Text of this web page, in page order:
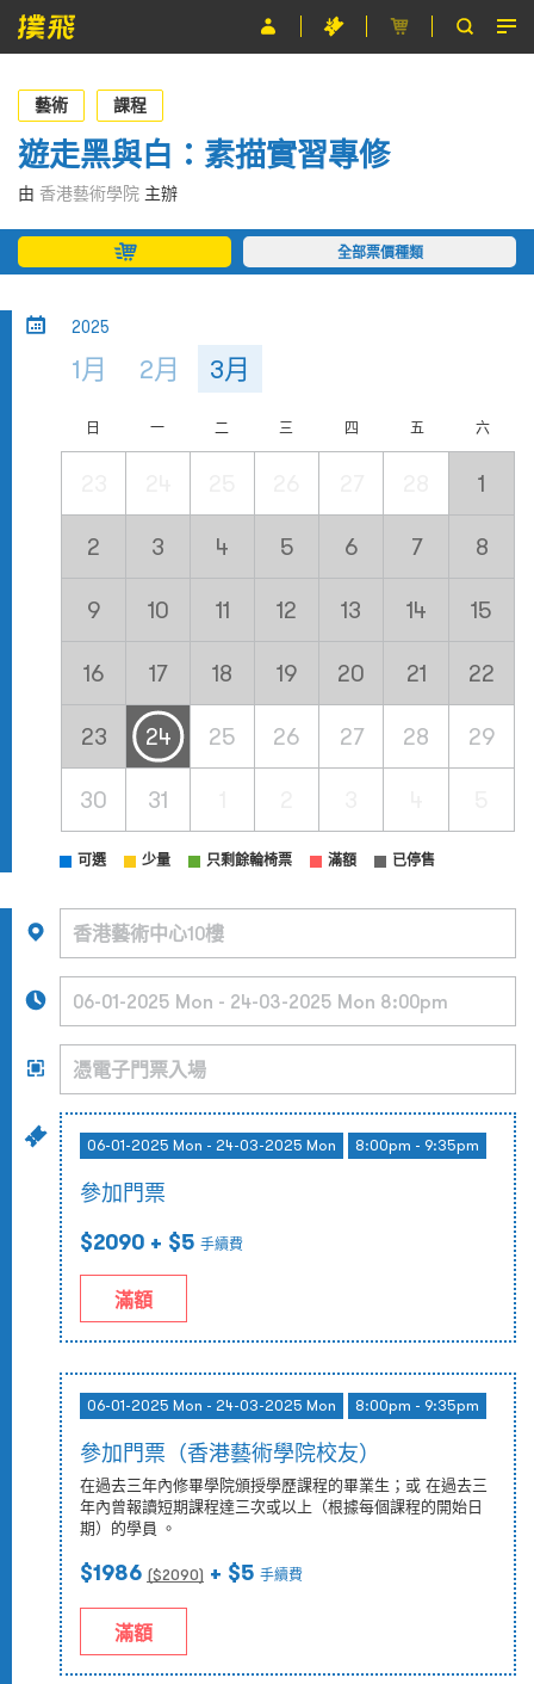
節目
主辦單位
關於撲飛
條款及細則
藝術 課程
遊走黑與白：素描實習專修
由 香港藝術學院 主辦
全部票價種類
2025
1月 2月 3月
日 一 二 三 四 五 六
1
2 3 4 5 6 7 8
9 10 11 12 13 14 15
16 17 18 19 20 21 22
23 24 25 26 27 28 29
30 31
可選 少量 只剩餘輪椅票 滿額 已停售
06-01-2025 Mon - 24-03-2025 Mon 8:00pm - 9:35pm
參加門票
$2090 + $5 手續費
滿額
06-01-2025 Mon - 24-03-2025 Mon 8:00pm - 9:35pm
參加門票（香港藝術學院校友）
在過去三年內修畢學院頒授學歷課程的畢業生；或 在過去三
年內曾報讀短期課程達三次或以上（根據每個課程的開始日
期）的學員 。
$1986 ($2090) + $5 手續費
滿額